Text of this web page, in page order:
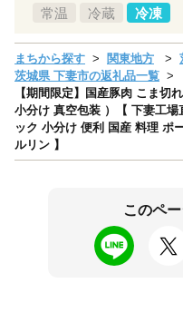
常温 冷蔵 冷凍
まちから探す 関東地方
茨城県 下妻市の返礼品一覧
【期間限定】国産豚肉 こま切
小分け 真空包装 ）【 下妻工
ック 小分け 便利 国産 料理 ポ
ルリン 】
このペ